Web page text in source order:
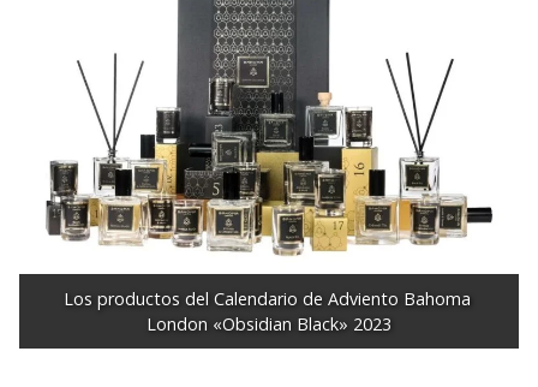
Los productos del Calendario de Adviento Bahoma
London «Obsidian Black» 2023